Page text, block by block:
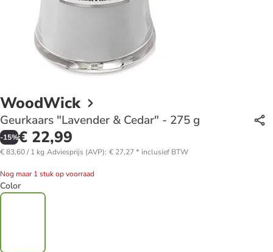
WoodWick
Geurkaars "Lavender & Cedar" - 275 g
-15%€ 22,99
€ 83,60 / 1 kg Adviesprijs (AVP): € 27,27* inclusief BTW
Nog maar 1 stuk op voorraad
Color